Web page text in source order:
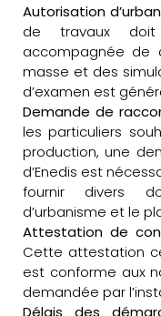
Autorisation
de travaux
accompagnée de
masse et des
d’examen est
Demande de
les particuliers
production, une
d’Enedis est
fournir divers
d’urbanisme et le
Attestation de
Cette attestation
est conforme aux
demandée par
Délais des